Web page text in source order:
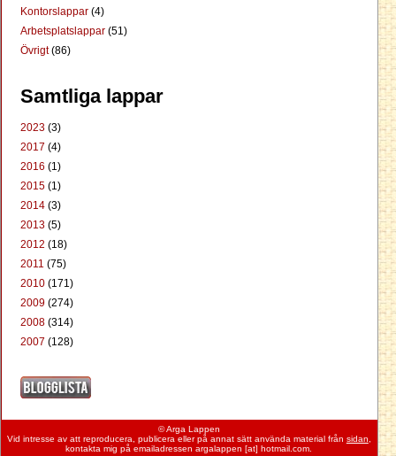
Kontorslappar (4)
Arbetsplatslappar (51)
Övrigt(86)
Samtliga lappar
2023 (3)
2017 (4)
2016 (1)
2015 (1)
2014 (3)
2013 (5)
2012 (18)
2011 (75)
2010 (171)
2009 (274)
2008 (314)
2007 (128)
© Arga Lappen
Vid intresse av att reproducera, publicera eller på annat sätt använda material från sidan,
kontakta mig på emailadressen argalappen [at] hotmail.com.